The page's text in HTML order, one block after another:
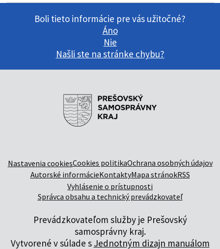
Boli tieto informácie pre vás užitočné?
Áno
Nie
Našli ste na stránke chybu?
Nastavenia cookiesCookies politikaOchrana osobných údajov
Autorské informácieKontaktyMapa stránokRSS
Vyhlásenie o prístupnosti
Správca obsahu a technický prevádzkovateľ
Prevádzkovateľom služby je Prešovský
samosprávny kraj.
Vytvorené v súlade s Jednotným dizajn manuálom